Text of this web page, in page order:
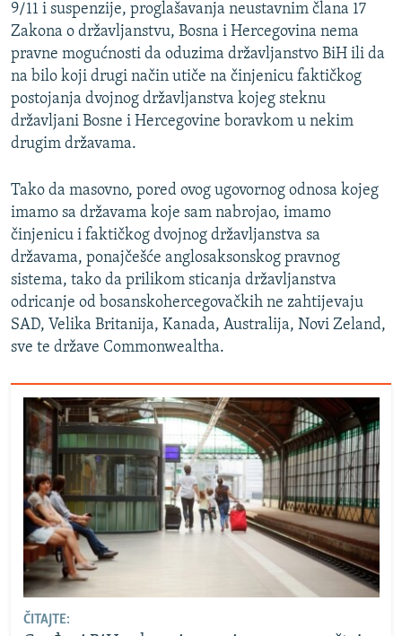
9/11 i suspenzije, proglašavanja neustavnim člana 17
Zakona o državljanstvu, Bosna i Hercegovina nema
pravne mogućnosti da oduzima državljanstvo BiH ili da
na bilo koji drugi način utiče na činjenicu faktičkog
postojanja dvojnog državljanstva kojeg steknu
državljani Bosne i Hercegovine boravkom u nekim
drugim državama.
Tako da masovno, pored ovog ugovornog odnosa kojeg
imamo sa državama koje sam nabrojao, imamo
činjenicu i faktičkog dvojnog državljanstva sa
državama, ponajčešće anglosaksonskog pravnog
sistema, tako da prilikom sticanja državljanstva
odricanje od bosanskohercegovačkih ne zahtijevaju
SAD, Velika Britanija, Kanada, Australija, Novi Zeland,
sve te države Commonwealtha.
ČITAJTE: